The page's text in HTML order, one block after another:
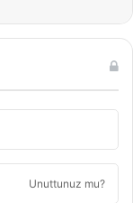
Unuttunuz mu?